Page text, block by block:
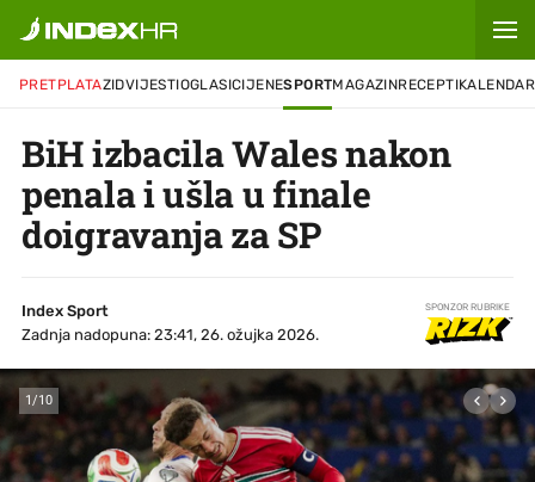
PRETPLATAZIDVIJESTIOGLASICIJENESPORTMAGAZINRECEPTIKALENDAR
BiH izbacila Wales nakon
penala i ušla u finale
doigravanja za SP
Index Sport
Zadnja nadopuna: 23:41, 26. ožujka 2026.
SPONZOR RUBRIKE
1/10